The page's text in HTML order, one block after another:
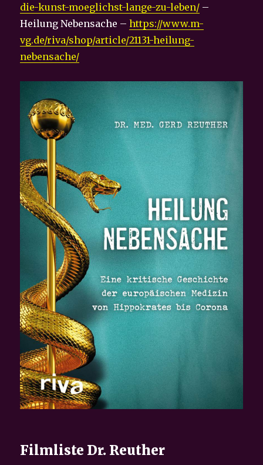
die-kunst-moeglichst-lange-zu-leben/ –
Heilung Nebensache –https://www.m-
vg.de/riva/shop/article/21131-heilung-
nebensache/
Filmliste Dr. Reuther